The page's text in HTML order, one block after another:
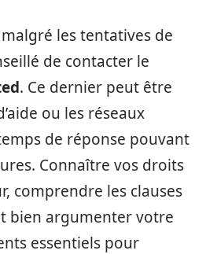
les tentatives de
de contacter le
. Ce dernier peut être
ou les réseaux
de réponse pouvant
Connaître vos droits
comprendre les clauses
bien argumenter votre
essentiels pour